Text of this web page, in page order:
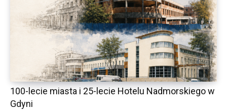
100-lecie miasta i 25-lecie Hotelu Nadmorskiego w
Gdyni